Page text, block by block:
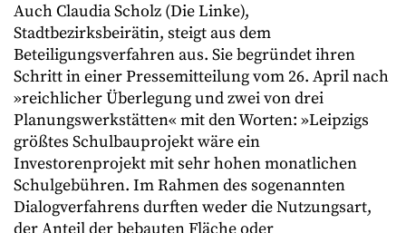
Auch Claudia Scholz (Die Linke),
Stadtbezirksbeirätin, steigt aus dem
Beteiligungsverfahren aus. Sie begründet ihren
Schritt in einer Pressemitteilung vom 26. April nach
»reichlicher Überlegung und zwei von drei
Planungswerkstätten« mit den Worten: »Leipzigs
größtes Schulbauprojekt wäre ein
Investorenprojekt mit sehr hohen monatlichen
Schulgebühren. Im Rahmen des sogenannten
Dialogverfahrens durften weder die Nutzungsart,